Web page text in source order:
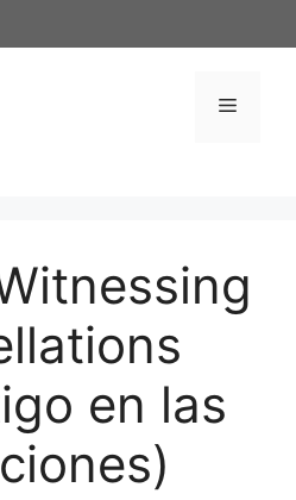
Menú
en las